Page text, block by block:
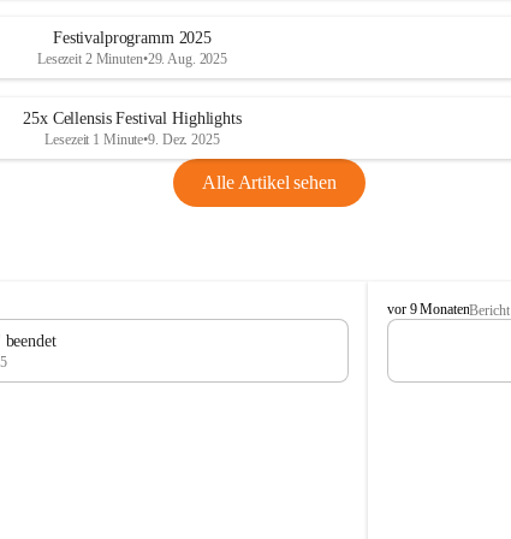
Festivalprogramm 2025
Lesezeit 2 Minuten•29. Aug. 2025
25x Cellensis Festival Highlights
Lesezeit 1 Minute•9. Dez. 2025
Alle Artikel sehen
C
e
l
vor 9 MonatenBericht